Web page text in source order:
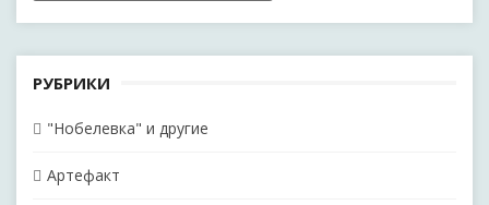
РУБРИКИ
"Нобелевка" и другие
Артефакт